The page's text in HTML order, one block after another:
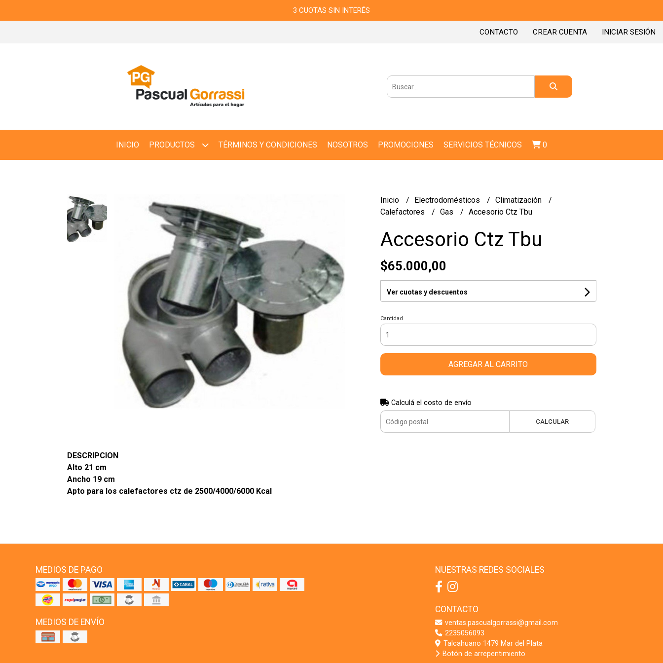
3 CUOTAS SIN INTERÉS
CONTACTO CREAR CUENTA INICIAR SESIÓN
INICIO PRODUCTOS TÉRMINOS Y CONDICIONES NOSOTROS PROMOCIONES SERVICIOS TÉCNICOS 0
DESCRIPCION
Alto 21 cm
Ancho 19 cm
Apto para los calefactores ctz de 2500/4000/6000 Kcal
Inicio Electrodomésticos
Climatización
Calefactores
Gas Accesorio Ctz Tbu
Accesorio Ctz Tbu
$65.000,00
Ver cuotas y descuentos
Cantidad
AGREGAR AL CARRITO
Calculá el costo de envío
CALCULAR
MEDIOS DE PAGO
MEDIOS DE ENVÍO
NUESTRAS REDES SOCIALES
CONTACTO
ventas.pascualgorrassi@gmail.com
2235056093
Talcahuano 1479 Mar del Plata
Botón de arrepentimiento